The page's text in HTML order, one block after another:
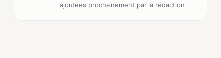
ajoutées prochainement par la rédaction.